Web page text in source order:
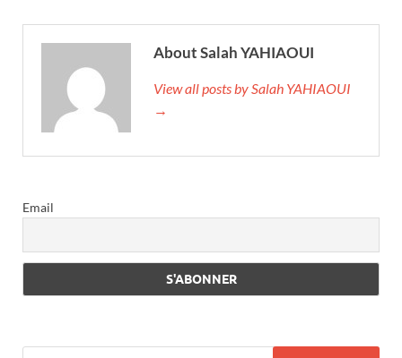
About Salah YAHIAOUI
View all posts by Salah YAHIAOUI
→
Email